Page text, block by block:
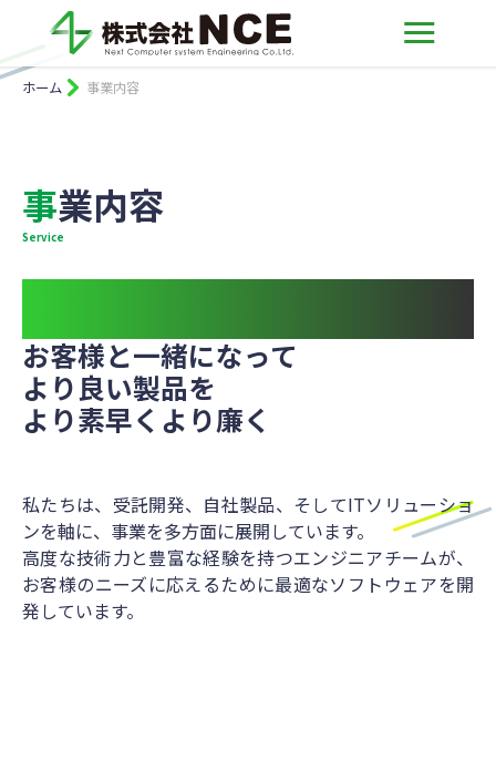
ホーム 事業内容
事業内容
Service
お客様と一緒になって
より良い製品を
より素早くより廉く
私たちは、受託開発、自社製品、そしてITソリューショ
ンを軸に、事業を多方面に展開しています。
高度な技術力と豊富な経験を持つエンジニアチームが、
お客様のニーズに応えるために最適なソフトウェアを開
発しています。